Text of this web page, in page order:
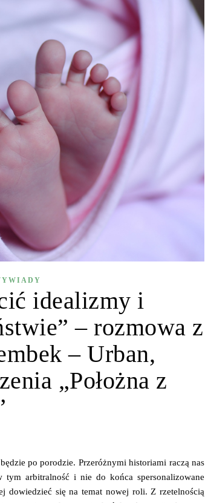
idealizmy i
– rozmowa z
– Urban,
„Położna z
po porodzie. Przeróżnymi historiami raczą nas
arbitralność i nie do końca spersonalizowane
dowiedzieć się na temat nowej roli. Z rzetelnością